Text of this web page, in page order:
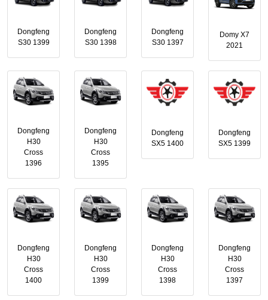
Domy X7
2021
Dongfeng
S30 1397
Dongfeng
S30 1398
Dongfeng
S30 1399
Dongfeng
SX5 1399
Dongfeng
SX5 1400
Dongfeng
H30
Cross
1395
Dongfeng
H30
Cross
1396
Dongfeng
H30
Cross
1397
Dongfeng
H30
Cross
1398
Dongfeng
H30
Cross
1399
Dongfeng
H30
Cross
1400